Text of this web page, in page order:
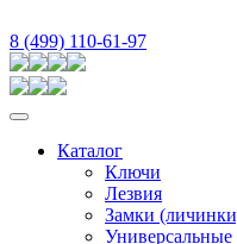
8 (499) 110-61-97
Каталог
Ключи
Лезвия
Замки